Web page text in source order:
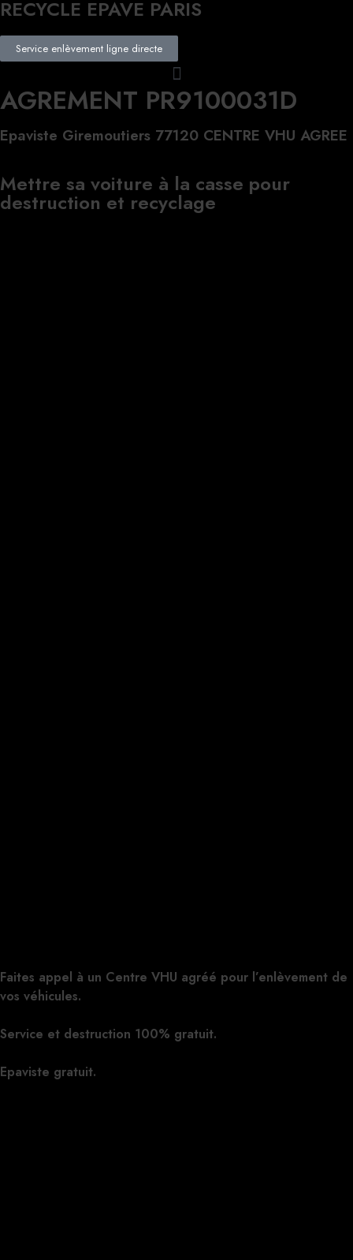
RECYCLE EPAVE PARIS
Service enlèvement ligne directe
AGREMENT PR9100031D
Epaviste Giremoutiers 77120 CENTRE VHU AGREE
Mettre sa voiture à la casse pour
destruction et recyclage
Faites appel à un Centre VHU agréé pour l’enlèvement de
vos véhicules.
Service et destruction 100% gratuit.
Epaviste gratuit.